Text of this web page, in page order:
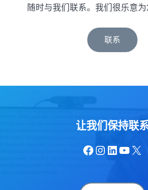
随时与我们联系。我们很乐意为
联系
让我们保持联
Facebook
Instagram
LinkedIn
X